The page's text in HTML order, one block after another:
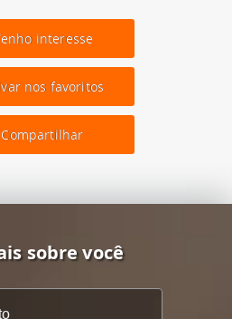
interesse
nos favoritos
Compartilhar
sobre você